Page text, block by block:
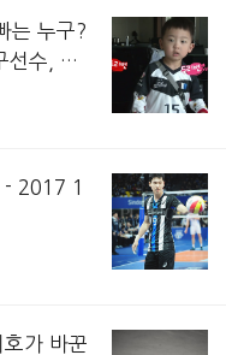
는 누구?
선수, 배
보였습니다. 형은 '문시호'라고 써있
- 2017 1
을 하는 선수들일텐데요. 빡씨게 경
가 바꾼